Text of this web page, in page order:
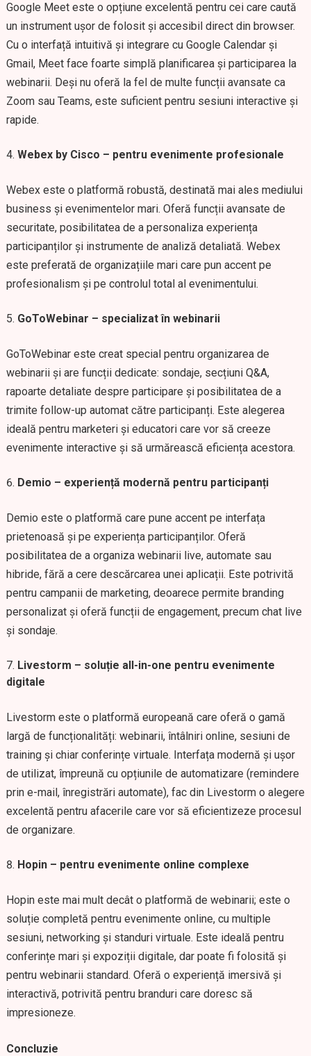
Google Meet este o opțiune excelentă pentru cei care caută
un instrument ușor de folosit și accesibil direct din browser.
Cu o interfață intuitivă și integrare cu Google Calendar și
Gmail, Meet face foarte simplă planificarea și participarea la
webinarii. Deși nu oferă la fel de multe funcții avansate ca
Zoom sau Teams, este suficient pentru sesiuni interactive și
rapide.
Webex by Cisco – pentru evenimente profesionale
Webex este o platformă robustă, destinată mai ales mediului
business și evenimentelor mari. Oferă funcții avansate de
securitate, posibilitatea de a personaliza experiența
participanților și instrumente de analiză detaliată. Webex
este preferată de organizațiile mari care pun accent pe
profesionalism și pe controlul total al evenimentului.
GoToWebinar – specializat în webinarii
GoToWebinar este creat special pentru organizarea de
webinarii și are funcții dedicate: sondaje, secțiuni Q&A,
rapoarte detaliate despre participare și posibilitatea de a
trimite follow-up automat către participanți. Este alegerea
ideală pentru marketeri și educatori care vor să creeze
evenimente interactive și să urmărească eficiența acestora.
Demio – experiență modernă pentru participanți
Demio este o platformă care pune accent pe interfața
prietenoasă și pe experiența participanților. Oferă
posibilitatea de a organiza webinarii live, automate sau
hibride, fără a cere descărcarea unei aplicații. Este potrivită
pentru campanii de marketing, deoarece permite branding
personalizat și oferă funcții de engagement, precum chat live
și sondaje.
Livestorm – soluție all-in-one pentru evenimente
digitale
Livestorm este o platformă europeană care oferă o gamă
largă de funcționalități: webinarii, întâlniri online, sesiuni de
training și chiar conferințe virtuale. Interfața modernă și ușor
de utilizat, împreună cu opțiunile de automatizare (remindere
prin e-mail, înregistrări automate), fac din Livestorm o alegere
excelentă pentru afacerile care vor să eficientizeze procesul
de organizare.
Hopin – pentru evenimente online complexe
Hopin este mai mult decât o platformă de webinarii; este o
soluție completă pentru evenimente online, cu multiple
sesiuni, networking și standuri virtuale. Este ideală pentru
conferințe mari și expoziții digitale, dar poate fi folosită și
pentru webinarii standard. Oferă o experiență imersivă și
interactivă, potrivită pentru branduri care doresc să
impresioneze.
Concluzie